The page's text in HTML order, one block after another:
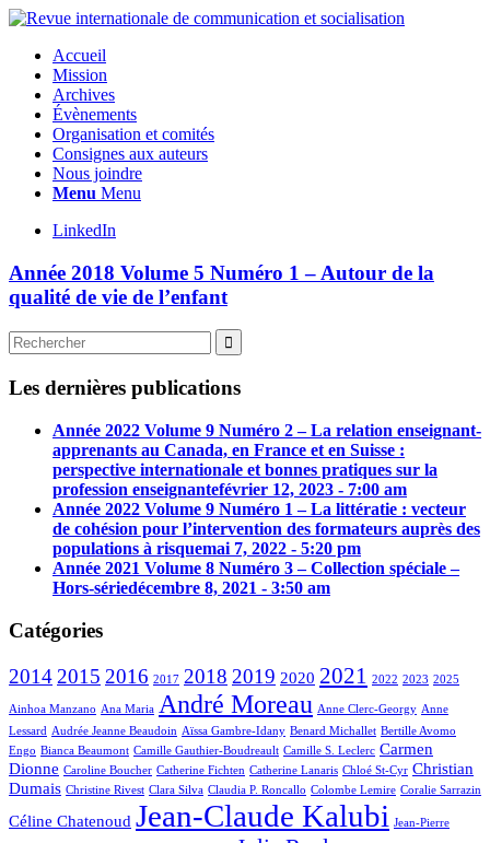
Accueil
Mission
Archives
Évènements
Organisation et comités
Consignes aux auteurs
Nous joindre
Menu Menu
LinkedIn
Année 2018 Volume 5 Numéro 1 – Autour de la
qualité de vie de l’enfant
Les dernières publications
Année 2022 Volume 9 Numéro 2 – La relation enseignant-
apprenants au Canada, en France et en Suisse :
perspective internationale et bonnes pratiques sur la
profession enseignantefévrier 12, 2023 - 7:00 am
Année 2022 Volume 9 Numéro 1 – La littératie : vecteur
de cohésion pour l’intervention des formateurs auprès des
populations à risquemai 7, 2022 - 5:20 pm
Année 2021 Volume 8 Numéro 3 – Collection spéciale –
Hors-sériedécembre 8, 2021 - 3:50 am
Catégories
20142015 2016 2017 2018 2019 2020 2021 2022 2023 2025
Ainhoa Manzano Ana Maria André Moreau Anne Clerc-Georgy Anne
Lessard Audrée Jeanne Beaudoin Aïssa Gambre-Idany Benard Michallet Bertille Avomo
Engo Bianca Beaumont Camille Gauthier-Boudreault Camille S. Leclerc Carmen
Dionne Caroline Boucher Catherine Fichten Catherine Lanaris Chloé St-Cyr Christian
Dumais Christine Rivest Clara Silva Claudia P. Roncallo Colombe Lemire Coralie Sarrazin
Céline Chatenoud Jean-Claude Kalubi Jean-Pierre